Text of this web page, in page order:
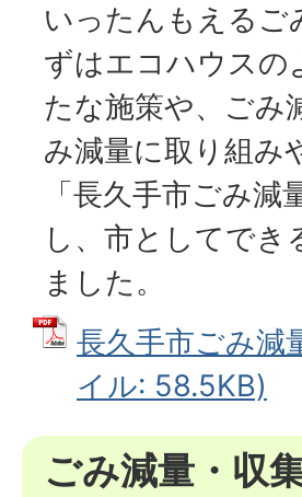
いったんもえるご
ずはエコハウスの
たな施策や、ごみ
み減量に取り組み
「長久手市ごみ
し、市としてで
ました。
長久手市ごみ減
イル: 58.5KB)
ごみ減量・収